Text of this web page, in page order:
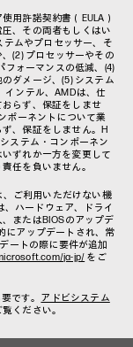
用許諾契約書（EULA）
、その両者もしくはい
テムやプロセッサー、そ
(2) プロセッサーやその
フォーマンスの低減、(4)
ダメージ、(5) システム
インテル、AMDは、仕
らず、保証をしませ
ポーネントについて業
、保証をしません。H
ステム・コンポーネン
ずれか一方を変更して
任を負いません。
ご利用いただけない機
ハードウェア、ドライ
またはBIOSのアップデ
にアップデートされ、常
ートの際に要件が追加
ja-jp/ をご
です。 アドビシステム
ください。